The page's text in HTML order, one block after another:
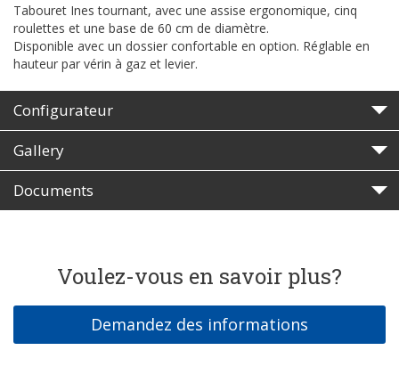
Tabouret Ines tournant, avec une assise ergonomique, cinq
roulettes et une base de 60 cm de diamètre.
Disponible avec un dossier confortable en option. Réglable en
hauteur par vérin à gaz et levier.
Configurateur
Gallery
Documents
Voulez-vous en savoir plus?
Demandez des informations